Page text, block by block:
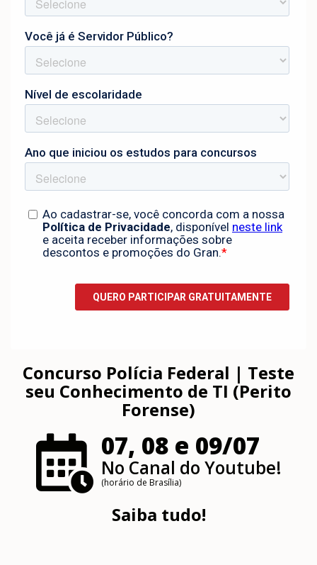
Concurso Polícia Federal | Teste
seu Conhecimento de TI (Perito
Forense)
07, 08 e 09/07
No Canal do Youtube!
(horário de Brasília)
Saiba tudo!